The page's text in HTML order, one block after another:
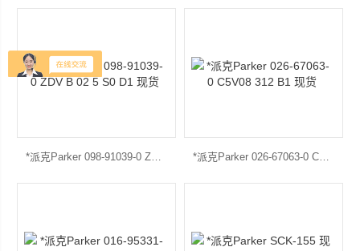
*派克Parker 098-91039-0 ZDV B 02 5 S0 D1 现货 *派克Parker 026-67063-0 C5V08 312 B1 现货